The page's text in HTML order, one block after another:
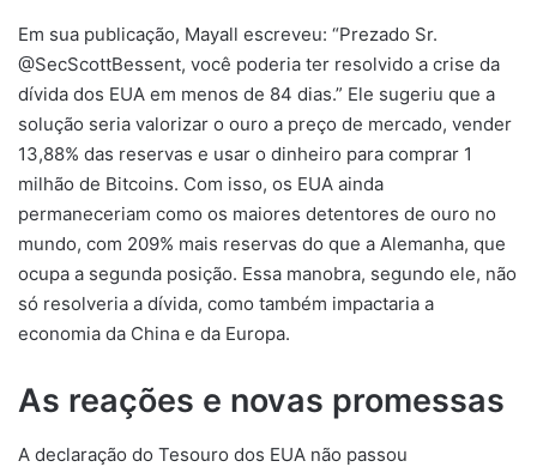
Em sua publicação, Mayall escreveu: “Prezado Sr.
@SecScottBessent, você poderia ter resolvido a crise da
dívida dos EUA em menos de 84 dias.” Ele sugeriu que a
solução seria valorizar o ouro a preço de mercado, vender
13,88% das reservas e usar o dinheiro para comprar 1
milhão de Bitcoins. Com isso, os EUA ainda
permaneceriam como os maiores detentores de ouro no
mundo, com 209% mais reservas do que a Alemanha, que
ocupa a segunda posição. Essa manobra, segundo ele, não
só resolveria a dívida, como também impactaria a
economia da China e da Europa.
As reações e novas promessas
A declaração do Tesouro dos EUA não passou